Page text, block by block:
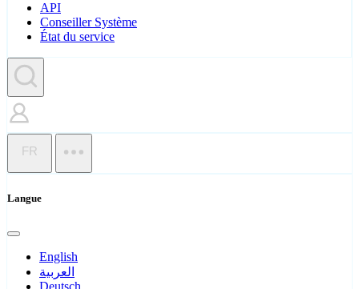
API
Conseiller Système
État du service
FR
Langue
English
العربية